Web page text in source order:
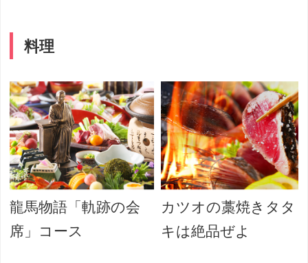
料理
龍馬物語「軌跡の会
席」コース
カツオの藁焼きタタ
キは絶品ぜよ